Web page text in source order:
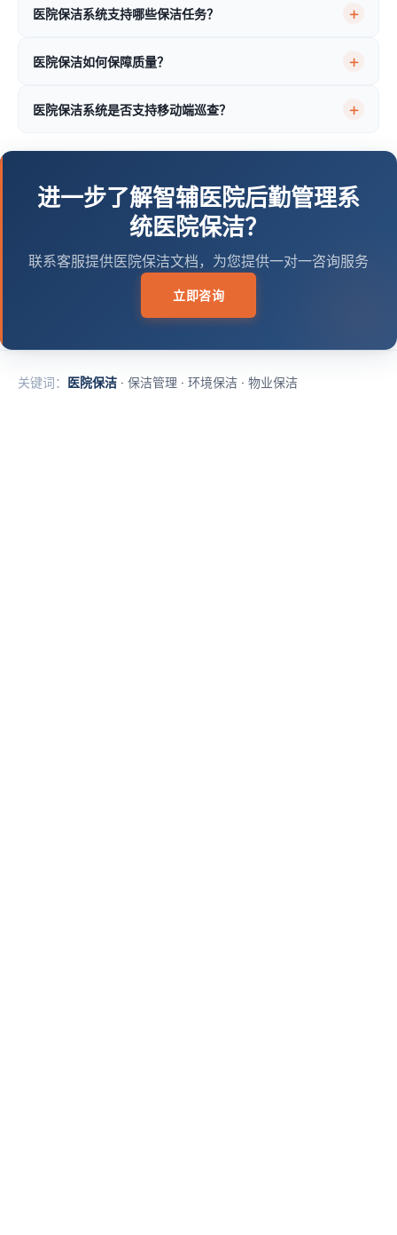
医院保洁系统支持哪些保洁任务？
医院保洁如何保障质量？
医院保洁系统是否支持移动端巡查？
进一步了解智辅医院后勤管理系
统医院保洁？
联系客服提供医院保洁文档，为您提供一对一咨询服务
立即咨询
关键词： 医院保洁 · 保洁管理 · 环境保洁 · 物业保洁